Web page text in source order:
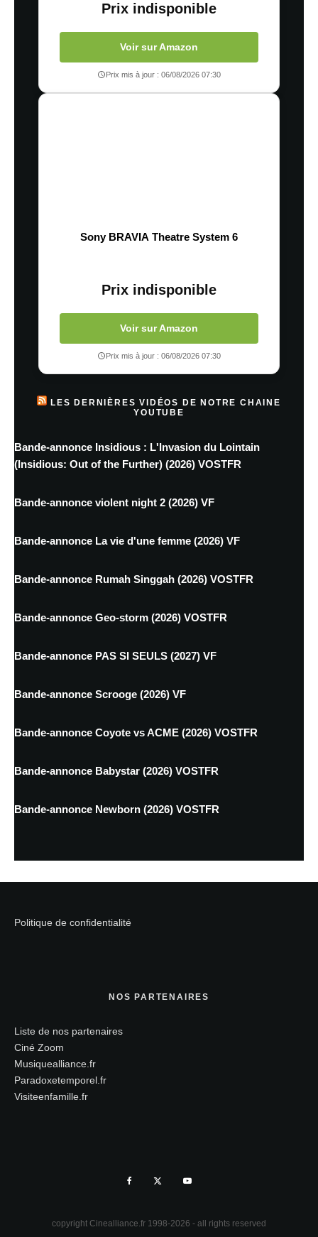
Prix indisponible
Voir sur Amazon
Prix mis à jour : 06/08/2026 07:30
Sony BRAVIA Theatre System 6
Prix indisponible
Voir sur Amazon
Prix mis à jour : 06/08/2026 07:30
LES DERNIÈRES VIDÉOS DE NOTRE CHAINE
YOUTUBE
Bande-annonce Insidious : L'Invasion du Lointain
(Insidious: Out of the Further) (2026) VOSTFR
Bande-annonce violent night 2 (2026) VF
Bande-annonce La vie d'une femme (2026) VF
Bande-annonce Rumah Singgah (2026) VOSTFR
Bande-annonce Geo-storm (2026) VOSTFR
Bande-annonce PAS SI SEULS (2027) VF
Bande-annonce Scrooge (2026) VF
Bande-annonce Coyote vs ACME (2026) VOSTFR
Bande-annonce Babystar (2026) VOSTFR
Bande-annonce Newborn (2026) VOSTFR
Politique de confidentialité
NOS PARTENAIRES
Liste de nos partenaires
Ciné Zoom
Musiquealliance.fr
Paradoxetemporel.fr
Visiteenfamille.fr
copyright Cinealliance.fr 1998-2026 - all rights reserved